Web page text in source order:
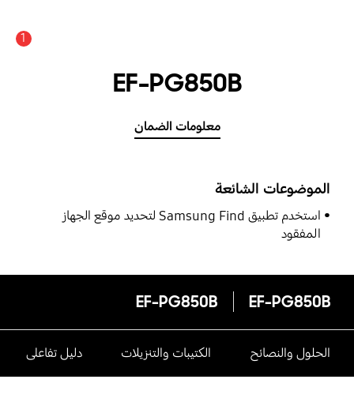
1
EF-PG850B
معلومات الضمان
الموضوعات الشائعة
استخدم تطبيق Samsung Find لتحديد موقع الجهاز
المفقود
EF-PG850B
EF-PG850B
الحلول والنصائح الكتيبات والتنزيلات دليل تفاعلى